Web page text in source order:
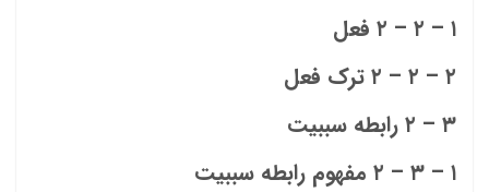
۱ – ۲ – ۲ فعل
۲ – ۲ – ۲ ترک فعل
۳ – ۲ رابطه سببیت
۱ – ۳ – ۲ مفهوم رابطه سببیت